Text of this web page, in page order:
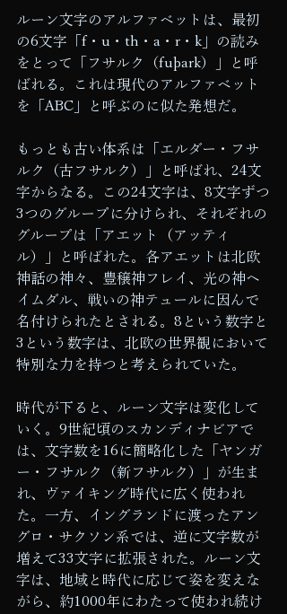
ルーン文字のアルファベットは、最初
の6文字「f・u・th・a・r・k」の読み
をとって「フサルク（fuþark）」と呼
ばれる。これは現代のアルファベット
を「ABC」と呼ぶのに似た発想だ。
もっとも古い体系は「エルダー・フサ
ルク（古フサルク）」と呼ばれ、24文
字からなる。この24文字は、8文字ずつ
3つのグループに分けられ、それぞれの
グループは「アエット（アッティ
ル）」と呼ばれた。各アエットは北欧
神話の神々、豊穣神フレイ、光の神ヘ
イムダル、戦いの神テュールに因んで
名付けられたとされる。8という数字と
3という数字は、北欧の世界観において
特別な力を持つと考えられていた。
時代が下ると、ルーン文字は変化して
いく。9世紀頃のスカンディナビアで
は、文字数を16に簡略化した「ヤンガ
ー・フサルク（新フサルク）」が生ま
れ、ヴァイキング時代に広く使われ
た。一方、イングランドに渡ったアン
グロ・サクソン系では、逆に文字数が
増えて33文字に拡張された。ルーン文
字は、地域と時代に応じて姿を変えな
がら、約1000年にわたって使われ続け